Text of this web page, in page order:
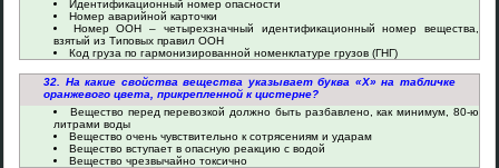
Идентификационный номер опасности
Номер аварийной карточки
Номер ООН – четырехзначный идентификационный номер вещества,
взятый из Типовых правил ООН
Код груза по гармонизированной номенклатуре грузов (ГНГ)
32. На какие свойства вещества указывает буква «Х» на табличке
оранжевого цвета, прикрепленной к цистерне?
Вещество перед перевозкой должно быть разбавлено, как минимум, 80-ю
литрами воды
Вещество очень чувствительно к сотрясениям и ударам
Вещество вступает в опасную реакцию с водой
Вещество чрезвычайно токсично